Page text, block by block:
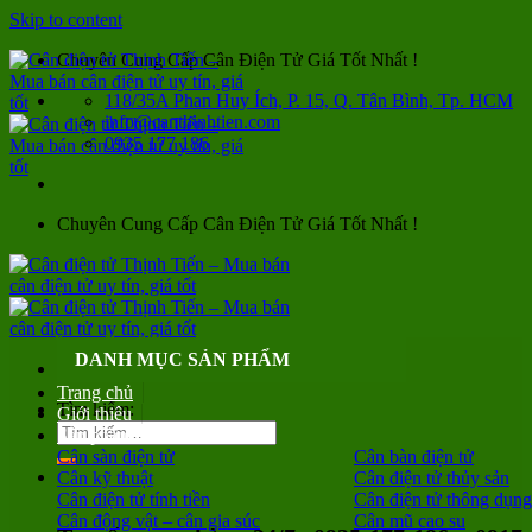
Skip to content
Chuyên Cung Cấp Cân Điện Tử Giá Tốt Nhất !
118/35A Phan Huy Ích, P. 15, Q. Tân Bình, Tp. HCM
info@canthinhtien.com
0935 177 186
Chuyên Cung Cấp Cân Điện Tử Giá Tốt Nhất !
Tìm kiếm:
DANH MỤC SẢN PHẨM
Trang chủ
Giới thiệu
Sản phẩm
Cân sàn điện tử
Cân bàn điện tử
Cân kỹ thuật
Cân điện tử thủy sản
Cân điện tử tính tiền
Cân điện tử thông dụng
Cân động vật – cân gia súc
Cân mũ cao su